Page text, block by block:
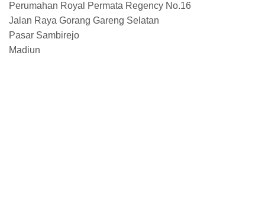
Perumahan Royal Permata Regency No.16
Jalan Raya Gorang Gareng Selatan
Pasar Sambirejo
Madiun